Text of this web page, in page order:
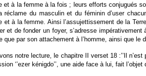
et à la femme à la fois ; leurs efforts conjugués
réclame du masculin et du féminin d’user
et à la femme. Ainsi l’assujettissement de la
et de fonder un foyer, s’adresse
que par son attachement à l’homme, ainsi que le
notre lecture, le chapitre II verset 18 :’’Il
‘’ezer kénigdo’’, une aide face à lui, fait